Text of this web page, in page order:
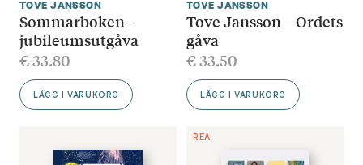
TOVE JANSSON
Sommarboken –
jubileumsutgåva
€33.80
LÄGG I VARUKORG
TOVE JANSSON
Tove Jansson – Ordets
gåva
€33.50
LÄGG I VARUKORG
REA